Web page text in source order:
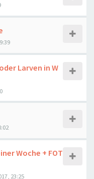
Larven in W
Woche + FOT
23:25